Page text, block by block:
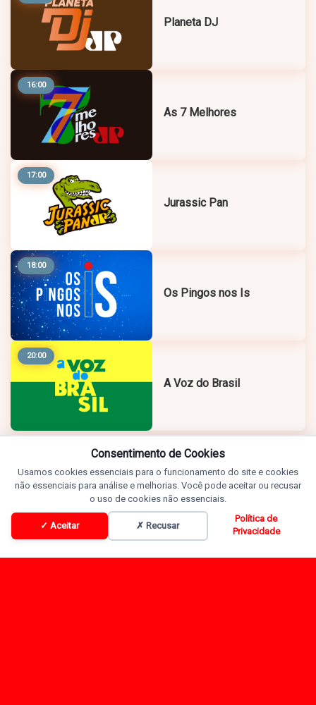
Planeta DJ
16:00
As 7 Melhores
17:00
Jurassic Pan
18:00
Os Pingos nos Is
20:00
A Voz do Brasil
Programação
Consentimento de Cookies
Usamos cookies essenciais para o funcionamento do site e cookies
não essenciais para análise e melhorias. Você pode aceitar ou recusar
o uso de cookies não essenciais.
✓ Aceitar ✗ Recusar
Política de
Privacidade